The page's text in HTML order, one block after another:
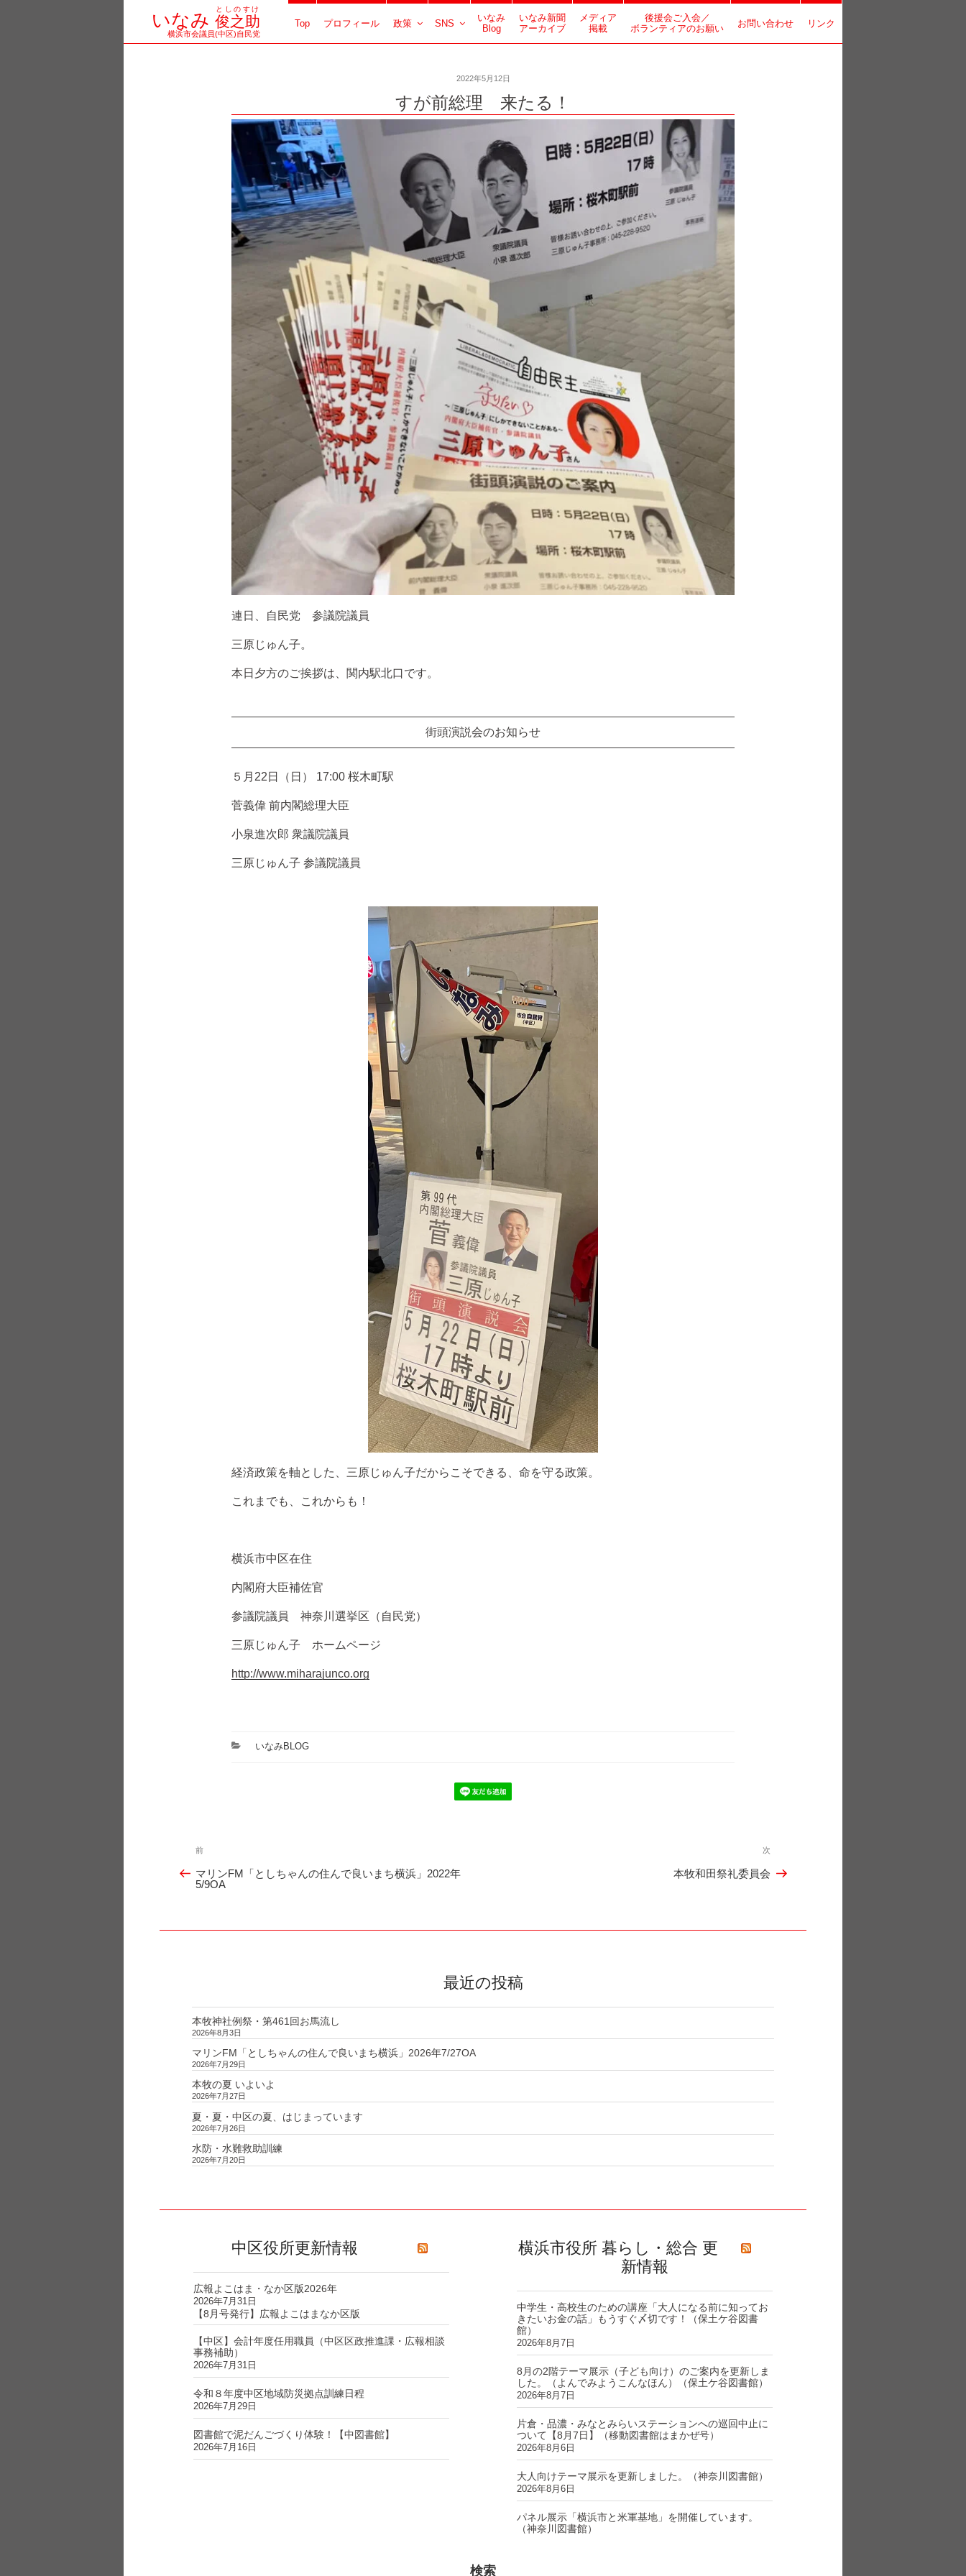
ン
いなみ 俊之助
としのすけ
横浜市会議員(中区)自民党
Top プロフィール 政策 SNS
いなみ
Blog
いなみ新聞
アーカイブ
メディア
掲載
後援会ご入会／
ボランティアのお願い
お問い合わせ リンク
2022年5月12日
すが前総理 来たる！
連日、自民党 参議院議員
三原じゅん子。
本日夕方のご挨拶は、関内駅北口です。
街頭演説会のお知らせ
５月22日（日） 17:00 桜木町駅
菅義偉 前内閣総理大臣
小泉進次郎 衆議院議員
三原じゅん子 参議院議員
経済政策を軸とした、三原じゅん子だからこそできる、命を守る政策。
これまでも、これからも！
横浜市中区在住
内閣府大臣補佐官
参議院議員 神奈川選挙区（自民党）
三原じゅん子 ホームページ
http://www.miharajunco.org
カ
いなみBLOG
ナ
ゲ
ン
過
去
前
マリンFM「としちゃんの住んで良いまち横浜」2022年
5/9OA
次
本牧和田祭礼委員会
最近の投稿
本牧神社例祭・第461回お馬流し
2026年8月3日
マリンFM「としちゃんの住んで良いまち横浜」2026年7/27OA
2026年7月29日
本牧の夏 いよいよ
2026年7月27日
夏・夏・中区の夏、はじまっています
2026年7月26日
水防・水難救助訓練
2026年7月20日
中区役所更新情報
広報よこはま・なか区版2026年
2026年7月31日
【8月号発行】広報よこはまなか区版
【中区】会計年度任用職員（中区区政推進課・広報相談
事務補助）
2026年7月31日
令和８年度中区地域防災拠点訓練日程
2026年7月29日
図書館で泥だんごづくり体験！【中図書館】
2026年7月16日
横浜市役所 暮らし・総合 更
新情報
中学生・高校生のための講座「大人になる前に知ってお
きたいお金の話」もうすぐ〆切です！（保土ケ谷図書
館）
2026年8月7日
8月の2階テーマ展示（子ども向け）のご案内を更新しま
した。（よんでみようこんなほん）（保土ケ谷図書館）
2026年8月7日
片倉・品濃・みなとみらいステーションへの巡回中止に
ついて【8月7日】（移動図書館はまかぜ号）
2026年8月6日
大人向けテーマ展示を更新しました。（神奈川図書館）
2026年8月6日
パネル展示「横浜市と米軍基地」を開催しています。
（神奈川図書館）
検索